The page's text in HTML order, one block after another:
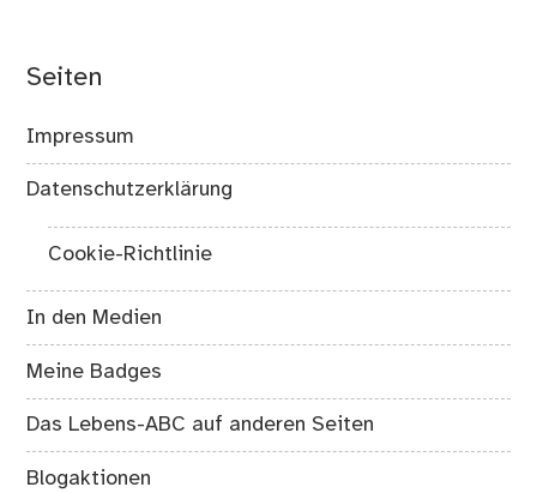
Seiten
Impressum
Datenschutzerklärung
Cookie-Richtlinie
In den Medien
Meine Badges
Das Lebens-ABC auf anderen Seiten
Blogaktionen